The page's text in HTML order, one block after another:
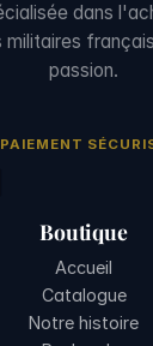
dans
militaires
passion.
PAIEMENT
Boutique
Accueil
Catalogue
Notre histoire